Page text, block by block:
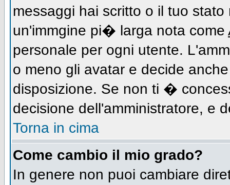
messaggi hai scritto o il tuo
un'immgine pi� larga nota come
personale per ogni utente.
o meno gli avatar e decide
disposizione. Se non ti �
decisione dell'amministratore, e
Torna in cima
Come cambio il mio grado?
In genere non puoi cambiare